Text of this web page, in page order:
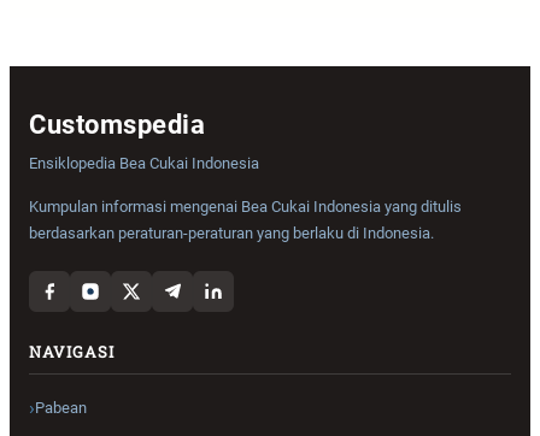
Customspedia
Ensiklopedia Bea Cukai Indonesia
Kumpulan informasi mengenai Bea Cukai Indonesia yang ditulis
berdasarkan peraturan-peraturan yang berlaku di Indonesia.
NAVIGASI
Pabean